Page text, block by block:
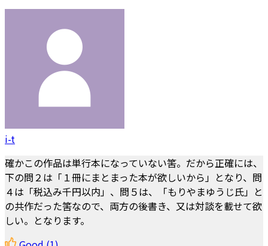
i-t
確かこの作品は単行本になっていない筈。だから正確には、
下の問２は「１冊にまとまった本が欲しいから」となり、問
４は「税込み千円以内」、問５は、「もりやまゆうじ氏」と
の共作だった筈なので、両方の後書き、又は対談を載せて欲
しい。となります。